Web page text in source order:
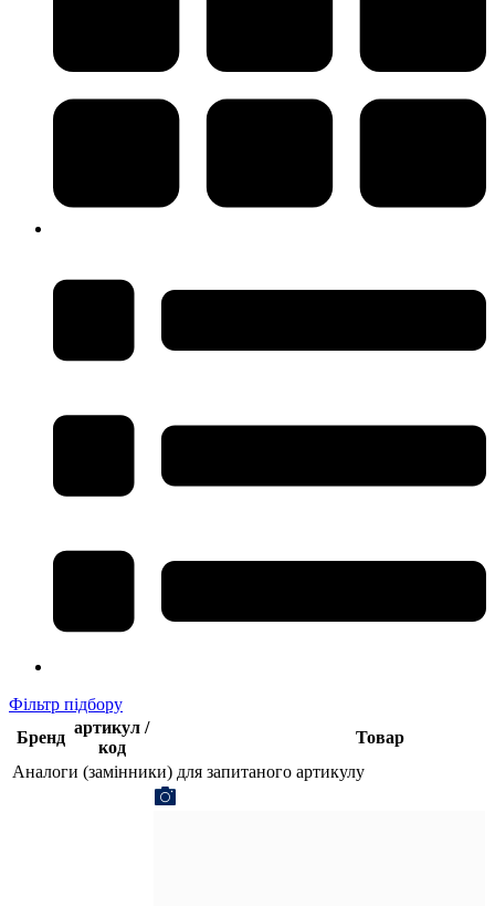
Фільтр підбору
Бренд
артикул /
код
Товар
Аналоги (замінники) для запитаного артикулу